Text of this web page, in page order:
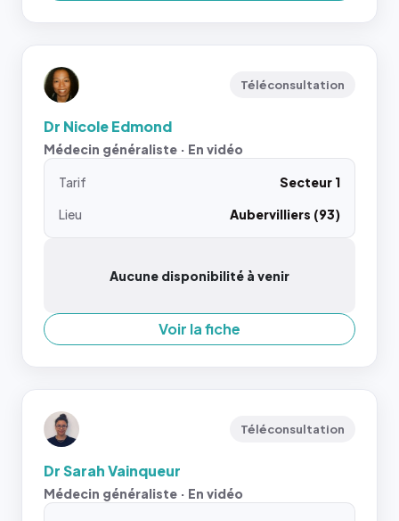
Téléconsultation
Dr Nicole Edmond
Médecin généraliste · En vidéo
Tarif
Secteur 1
Lieu
Aubervilliers (93)
Aucune disponibilité à venir
Voir la fiche
Téléconsultation
Dr Sarah Vainqueur
Médecin généraliste · En vidéo